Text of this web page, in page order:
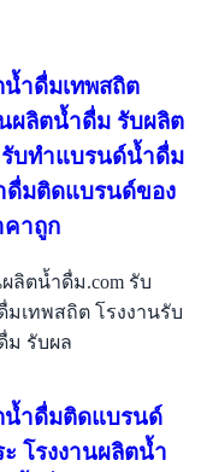
น้ำดื่มเทพสถิต
ผลิตน้ำดื่ม รับผลิต
บทำแบรนด์น้ำดื่ม
ดื่มติดแบรนด์ของ
าถูก
ลิตน้ำดื่ม.com รับ
มเทพสถิต โรงงานรับ
ม รับผล
น้ำดื่มติดแบรนด์
โรงงานผลิตน้ำ